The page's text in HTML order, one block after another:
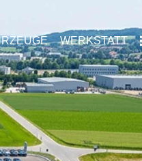
WERKSTATT